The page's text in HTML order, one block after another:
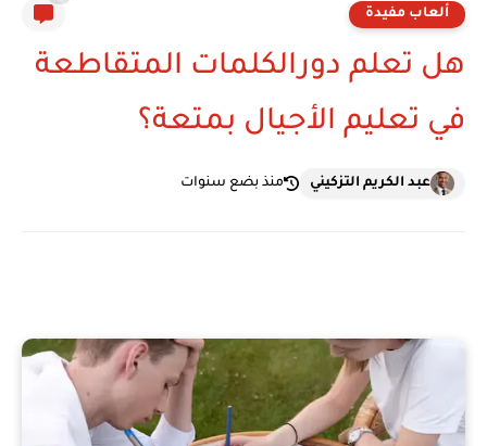
ألعاب مفيدة
هل تعلم دورالكلمات المتقاطعة
في تعليم الأجيال بمتعة؟
عبد الكريم التزكيني منذ بضع سنوات